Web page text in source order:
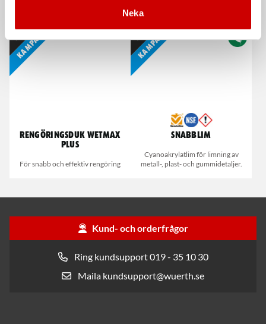
Neka
Kampanj
Rengöringsduk Wetmax
Plus
För snabb och effektiv rengöring
Kampanj
Snabblim
Cyanoakrylatlim för limning av
metall-, plast- och gummidetaljer.
Kund- och orderfrågor
Ring kundsupport 019 - 35 10 30
Maila kundsupport@wuerth.se